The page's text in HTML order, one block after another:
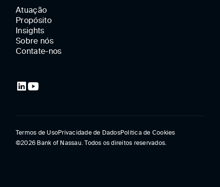
Atuação
Propósito
Insights
Sobre nós
Contate-nos
Termos de UsoPrivacidade de DadosPolítica de Cookies
©2026 Bank of Nassau. Todos os direitos reservados.